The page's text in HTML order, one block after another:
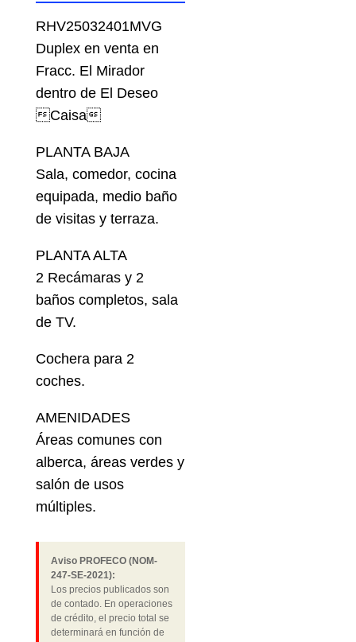
RHV25032401MVG
Duplex en venta en
Fracc. El Mirador
dentro de El Deseo
Caisa
PLANTA BAJA
Sala, comedor, cocina
equipada, medio baño
de visitas y terraza.
PLANTA ALTA
2 Recámaras y 2
baños completos, sala
de TV.
Cochera para 2
coches.
AMENIDADES
Áreas comunes con
alberca, áreas verdes y
salón de usos
múltiples.
Aviso PROFECO (NOM-
247-SE-2021):
Los precios publicados son
de contado. En operaciones
de crédito, el precio total se
determinará en función de